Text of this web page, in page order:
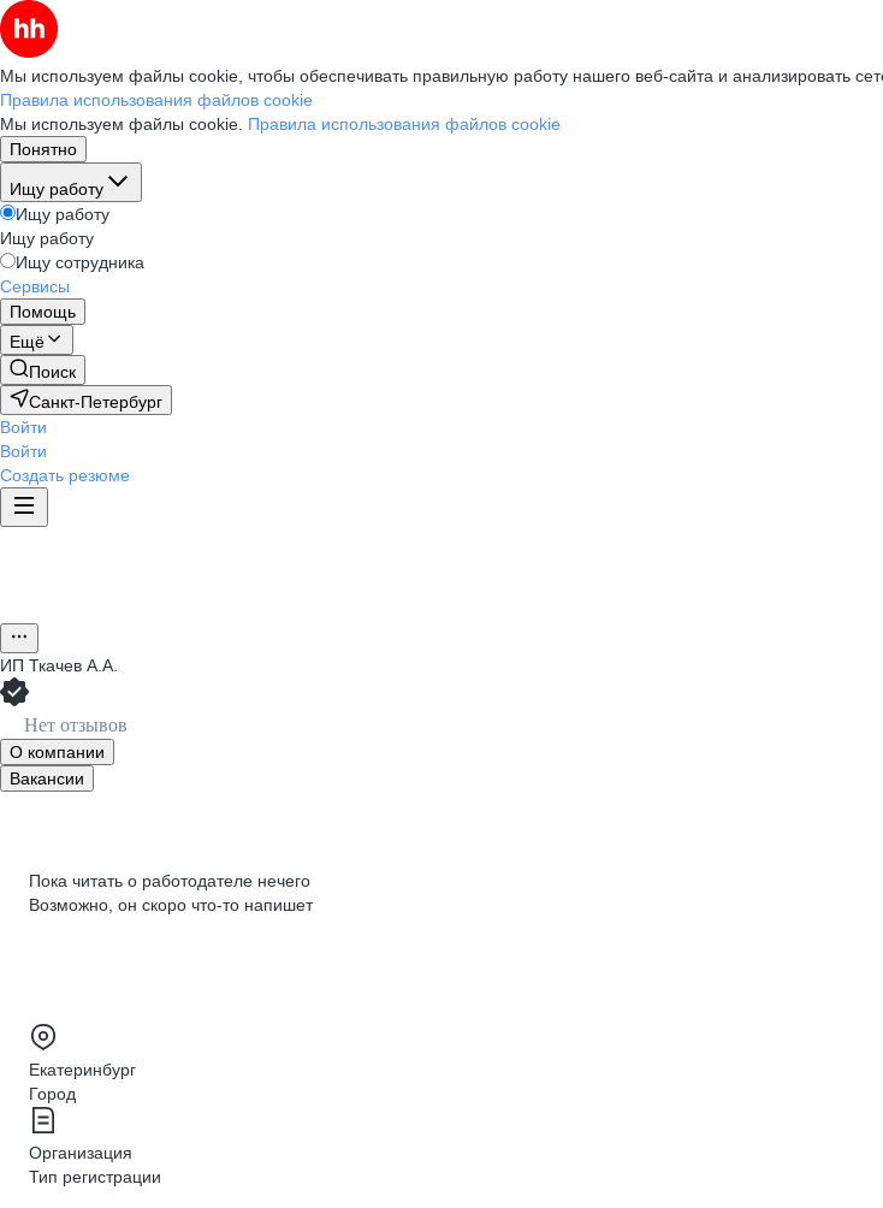
Мы используем файлы cookie, чтобы обеспечивать правильную работу нашего веб-сайта и анализировать
Правила использования файлов cookie
Мы используем файлы cookie. Правила использования файлов cookie
Понятно
Ищу работу
Ищу работу
Ищу работу
Ищу сотрудника
Сервисы
Помощь
Ещё
Поиск
Санкт-Петербург
Войти
Войти
Создать резюме
ИП Ткачев А.А.
Нет отзывов
О компании
Вакансии
Пока читать о работодателе нечего
Возможно, он скоро что‑то напишет
Екатеринбург
Город
Организация
Тип регистрации